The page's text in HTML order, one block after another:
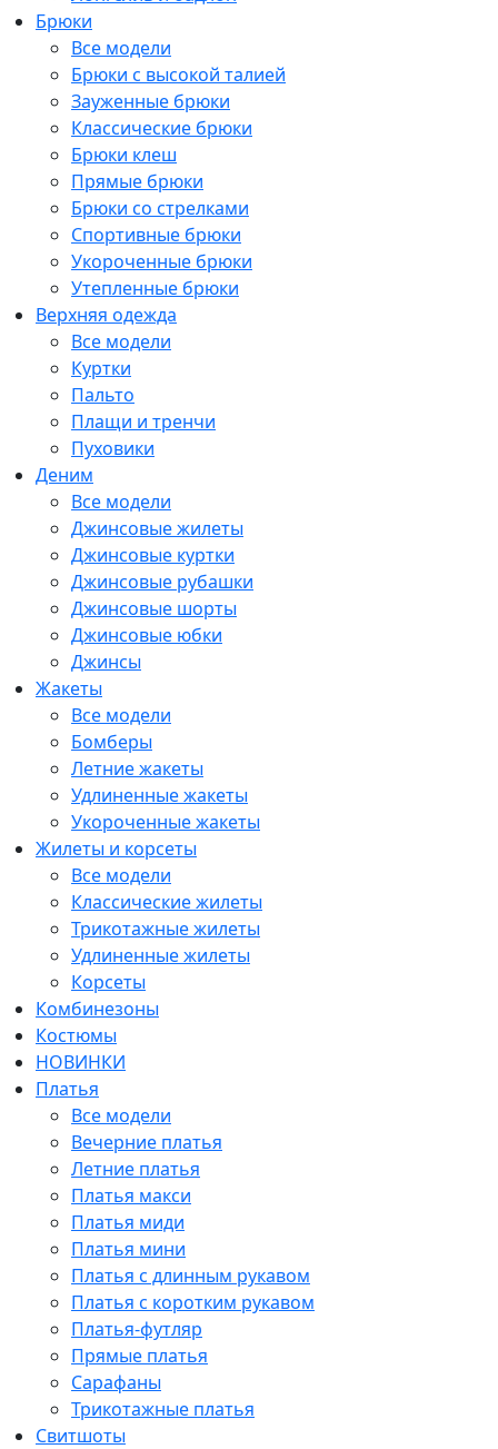
Брюки
Все модели
Брюки с высокой талией
Зауженные брюки
Классические брюки
Брюки клеш
Прямые брюки
Брюки со стрелками
Спортивные брюки
Укороченные брюки
Утепленные брюки
Верхняя одежда
Все модели
Куртки
Пальто
Плащи и тренчи
Пуховики
Деним
Все модели
Джинсовые жилеты
Джинсовые куртки
Джинсовые рубашки
Джинсовые шорты
Джинсовые юбки
Джинсы
Жакеты
Все модели
Бомберы
Летние жакеты
Удлиненные жакеты
Укороченные жакеты
Жилеты и корсеты
Все модели
Классические жилеты
Трикотажные жилеты
Удлиненные жилеты
Корсеты
Комбинезоны
Костюмы
НОВИНКИ
Платья
Все модели
Вечерние платья
Летние платья
Платья макси
Платья миди
Платья мини
Платья с длинным рукавом
Платья с коротким рукавом
Платья-футляр
Прямые платья
Сарафаны
Трикотажные платья
Свитшоты